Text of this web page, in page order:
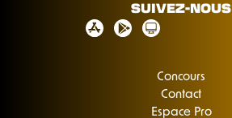
SUIVEZ-NOUS
Concours
Contact
Espace Pro